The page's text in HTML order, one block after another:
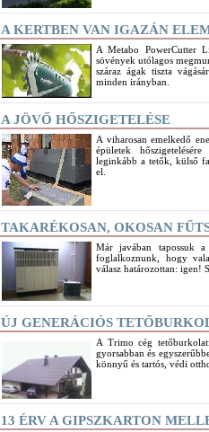
A KERTBEN VAN IGAZÁN
A Metabo PowerCutter
sövények utólagos
száraz ágak tiszta
minden irányban.
A JÖVŐ HŐSZIGETELÉSE
A viharosan emelkedő
épületek
leginkább a tetők, külső
el.
TAKARÉKOSAN, OKOSAN
Már javában tapossuk
foglalkoznunk, hogy
válasz határozottan: igen!
ÚJ GENERÁCIÓS
A Trimo cég
gyorsabban és
könnyű és tartós, védi
13 ÉRV A GIPSZKARTON